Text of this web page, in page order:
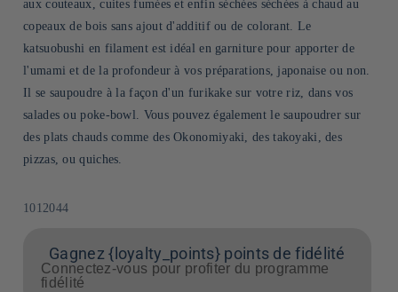
aux couteaux, cuites fumées et enfin séchées séchées à chaud au
copeaux de bois sans ajout d'additif ou de colorant. Le
katsuobushi en filament est idéal en garniture pour apporter de
l'umami et de la profondeur à vos préparations, japonaise ou non.
Il se saupoudre à la façon d'un furikake sur votre riz, dans vos
salades ou poke-bowl. Vous pouvez également le saupoudrer sur
des plats chauds comme des Okonomiyaki, des takoyaki, des
pizzas, ou quiches.
SKU:
1012044
Gagnez {loyalty_points} points de fidélité
Connectez-vous pour profiter du programme
fidélité